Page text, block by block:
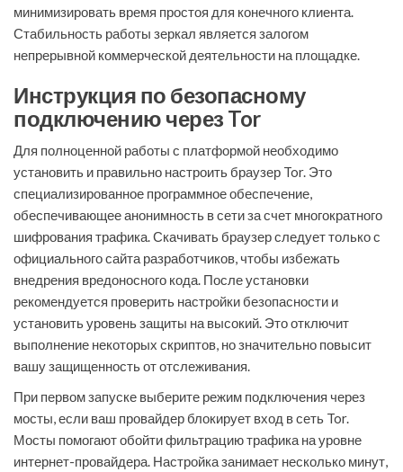
минимизировать время простоя для конечного клиента.
Стабильность работы зеркал является залогом
непрерывной коммерческой деятельности на площадке.
Инструкция по безопасному
подключению через Tor
Для полноценной работы с платформой необходимо
установить и правильно настроить браузер Tor. Это
специализированное программное обеспечение,
обеспечивающее анонимность в сети за счет многократного
шифрования трафика. Скачивать браузер следует только с
официального сайта разработчиков, чтобы избежать
внедрения вредоносного кода. После установки
рекомендуется проверить настройки безопасности и
установить уровень защиты на высокий. Это отключит
выполнение некоторых скриптов, но значительно повысит
вашу защищенность от отслеживания.
При первом запуске выберите режим подключения через
мосты, если ваш провайдер блокирует вход в сеть Tor.
Мосты помогают обойти фильтрацию трафика на уровне
интернет-провайдера. Настройка занимает несколько минут,